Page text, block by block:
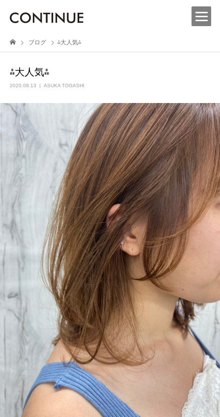
ブログ ⁂大人気⁂
⁂大人気⁂
2020.08.13 ASUKA TOGASHI